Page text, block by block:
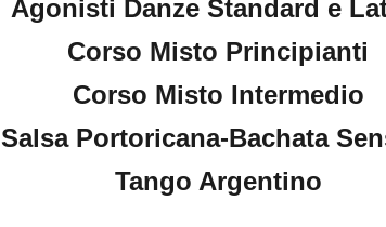
Agonisti Danze Standard e
Corso Misto Principianti
Corso Misto Intermedio
Salsa Portoricana-Bachata
Tango Argentino